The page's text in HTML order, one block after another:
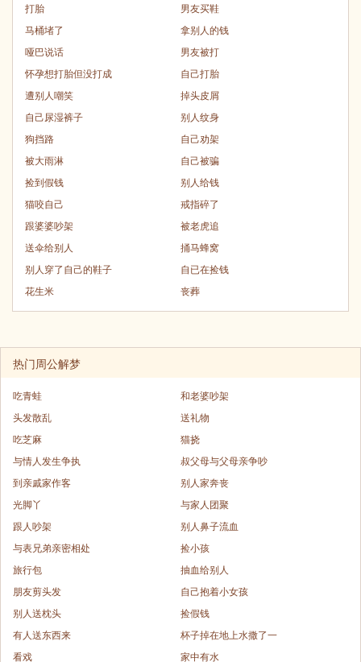
打胎
男友买鞋
马桶堵了
拿别人的钱
哑巴说话
男友被打
怀孕想打胎但没打成
自己打胎
遭别人嘲笑
掉头皮屑
自己尿湿裤子
别人纹身
狗挡路
自己劝架
被大雨淋
自己被骗
捡到假钱
别人给钱
猫咬自己
戒指碎了
跟婆婆吵架
被老虎追
送伞给别人
捅马蜂窝
别人穿了自己的鞋子
自已在捡钱
花生米
丧葬
热门周公解梦
吃青蛙
和老婆吵架
头发散乱
送礼物
吃芝麻
猫挠
与情人发生争执
叔父母与父母亲争吵
到亲戚家作客
别人家奔丧
光脚丫
与家人团聚
跟人吵架
别人鼻子流血
与表兄弟亲密相处
捡小孩
旅行包
抽血给别人
朋友剪头发
自己抱着小女孩
别人送枕头
捡假钱
有人送东西来
杯子掉在地上水撒了一
看戏
家中有水